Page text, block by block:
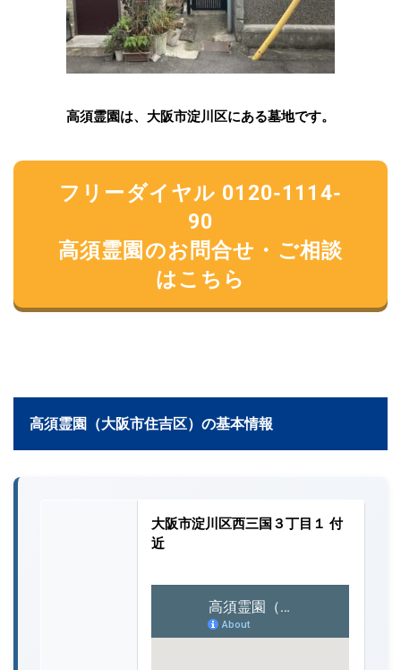
高須霊園は、大阪市淀川区にある墓地です。
フリーダイヤル 0120-1114-
90
高須霊園のお問合せ・ご相談
はこちら
高須霊園（大阪市住吉区）の基本情報
大阪市淀川区西三国３丁目１ 付
近